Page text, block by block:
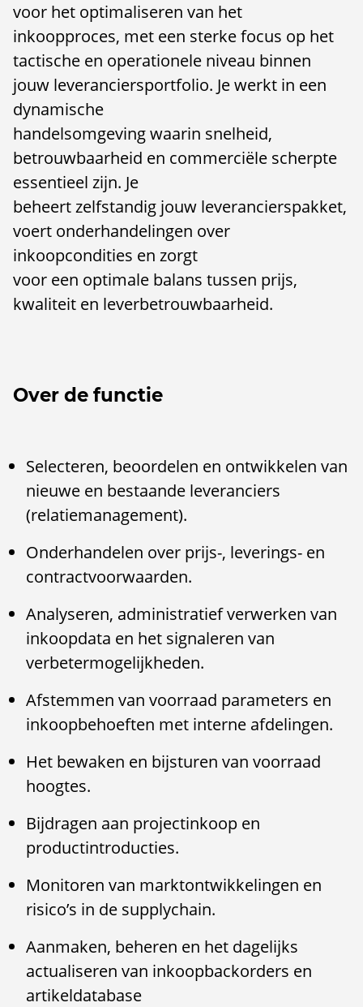
voor het optimaliseren van het
inkoopproces, met een sterke focus op het
tactische en operationele niveau binnen
jouw leveranciersportfolio. Je werkt in een
dynamische
handelsomgeving waarin snelheid,
betrouwbaarheid en commerciële scherpte
essentieel zijn. Je
beheert zelfstandig jouw leverancierspakket,
voert onderhandelingen over
inkoopcondities en zorgt
voor een optimale balans tussen prijs,
kwaliteit en leverbetrouwbaarheid.
Over de functie
Selecteren, beoordelen en ontwikkelen van
nieuwe en bestaande leveranciers
(relatiemanagement).
Onderhandelen over prijs-, leverings- en
contractvoorwaarden.
Analyseren, administratief verwerken van
inkoopdata en het signaleren van
verbetermogelijkheden.
Afstemmen van voorraad parameters en
inkoopbehoeften met interne afdelingen.
Het bewaken en bijsturen van voorraad
hoogtes.
Bijdragen aan projectinkoop en
productintroducties.
Monitoren van marktontwikkelingen en
risico’s in de supplychain.
Aanmaken, beheren en het dagelijks
actualiseren van inkoopbackorders en
artikeldatabase